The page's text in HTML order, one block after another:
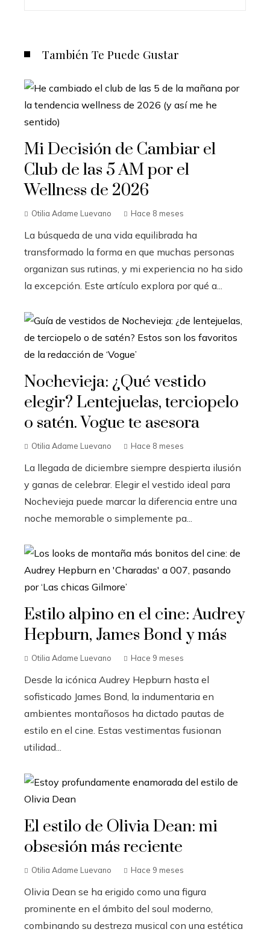
También Te Puede Gustar
Mi Decisión de Cambiar el
Club de las 5 AM por el
Wellness de 2026
Otilia Adame Luevano Hace 8 meses
La búsqueda de una vida equilibrada ha
transformado la forma en que muchas personas
organizan sus rutinas, y mi experiencia no ha sido
la excepción. Este artículo explora por qué a...
Nochevieja: ¿Qué vestido
elegir? Lentejuelas, terciopelo
o satén. Vogue te asesora
Otilia Adame Luevano Hace 8 meses
La llegada de diciembre siempre despierta ilusión
y ganas de celebrar. Elegir el vestido ideal para
Nochevieja puede marcar la diferencia entre una
noche memorable o simplemente pa...
Estilo alpino en el cine: Audrey
Hepburn, James Bond y más
Otilia Adame Luevano Hace 9 meses
Desde la icónica Audrey Hepburn hasta el
sofisticado James Bond, la indumentaria en
ambientes montañosos ha dictado pautas de
estilo en el cine. Estas vestimentas fusionan
utilidad...
El estilo de Olivia Dean: mi
obsesión más reciente
Otilia Adame Luevano Hace 9 meses
Olivia Dean se ha erigido como una figura
prominente en el ámbito del soul moderno,
combinando su destreza musical con una estética